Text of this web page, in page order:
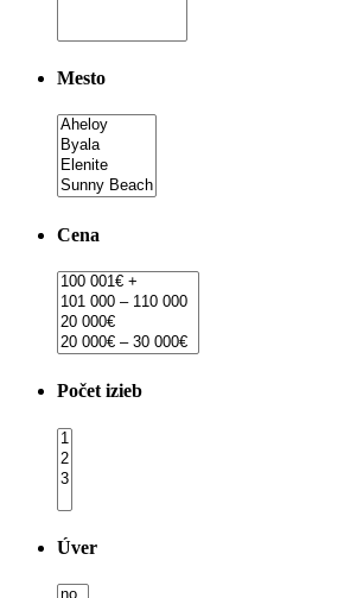
Mesto
Cena
Počet izieb
Úver